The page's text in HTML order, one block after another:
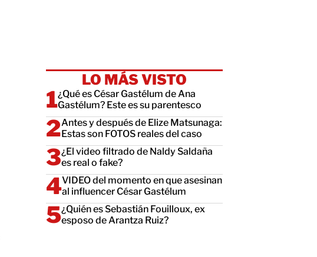
LO MÁS VISTO
¿Qué es César Gastélum de Ana
Gastélum? Este es su parentesco
Antes y después de Elize Matsunaga:
Estas son FOTOS reales del caso
¿El video filtrado de Naldy Saldaña
es real o fake?
VIDEO del momento en que asesinan
al influencer César Gastélum
¿Quién es Sebastián Fouilloux, ex
esposo de Arantza Ruiz?